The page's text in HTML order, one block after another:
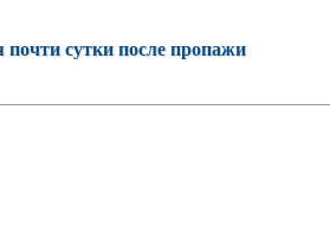
сутки после пропажи